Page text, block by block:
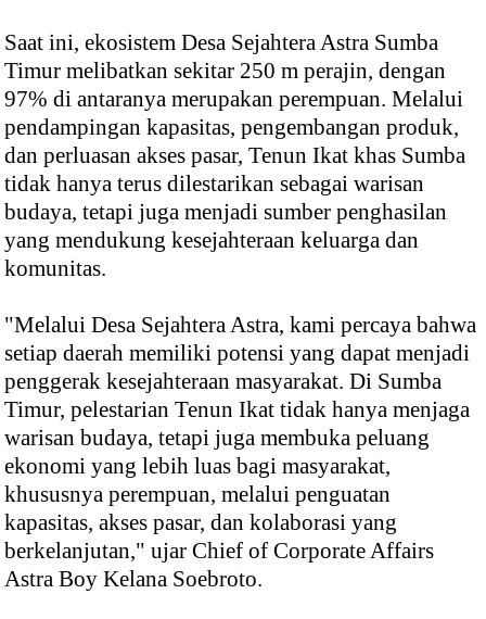
Saat ini, ekosistem Desa Sejahtera Astra Sumba
Timur melibatkan sekitar 250 m perajin, dengan
97% di antaranya merupakan perempuan. Melalui
pendampingan kapasitas, pengembangan produk,
dan perluasan akses pasar, Tenun Ikat khas Sumba
tidak hanya terus dilestarikan sebagai warisan
budaya, tetapi juga menjadi sumber penghasilan
yang mendukung kesejahteraan keluarga dan
komunitas.
"Melalui Desa Sejahtera Astra, kami percaya bahwa
setiap daerah memiliki potensi yang dapat menjadi
penggerak kesejahteraan masyarakat. Di Sumba
Timur, pelestarian Tenun Ikat tidak hanya menjaga
warisan budaya, tetapi juga membuka peluang
ekonomi yang lebih luas bagi masyarakat,
khususnya perempuan, melalui penguatan
kapasitas, akses pasar, dan kolaborasi yang
berkelanjutan," ujar Chief of Corporate Affairs
Astra Boy Kelana Soebroto.